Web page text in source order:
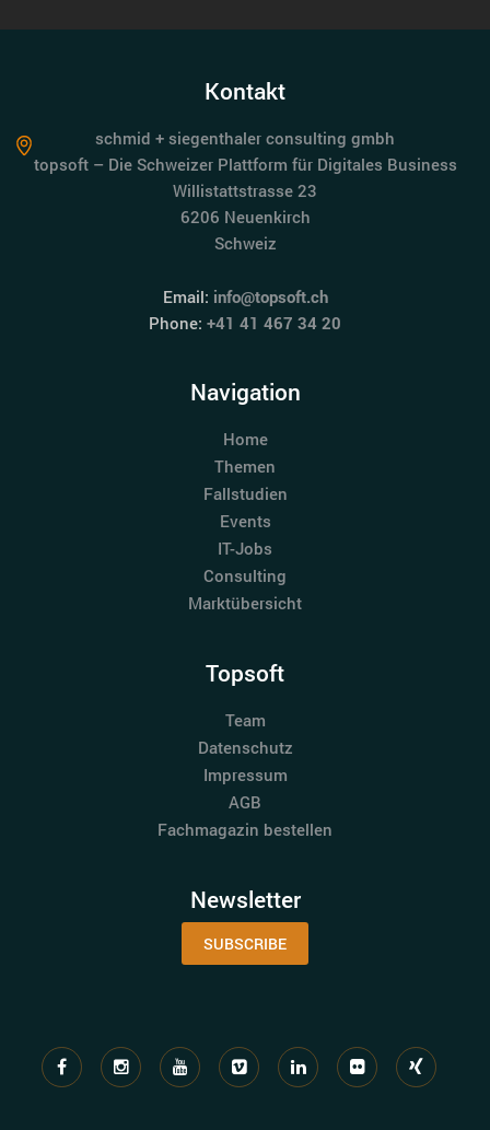
Kontakt
schmid + siegenthaler consulting gmbh
topsoft – Die Schweizer Plattform für Digitales Business
Willistattstrasse 23
6206 Neuenkirch
Schweiz
Email: info@topsoft.ch
Phone: +41 41 467 34 20
Navigation
Home
Themen
Fallstudien
Events
IT-Jobs
Consulting
Marktübersicht
Topsoft
Team
Datenschutz
Impressum
AGB
Fachmagazin bestellen
Newsletter
SUBSCRIBE